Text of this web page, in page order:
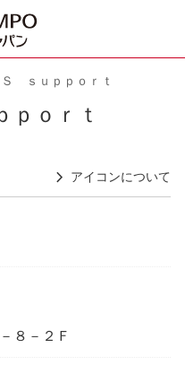
ｓｕｐｐｏｒｔ
ｏｒｔ
アイコンについて
８－２Ｆ